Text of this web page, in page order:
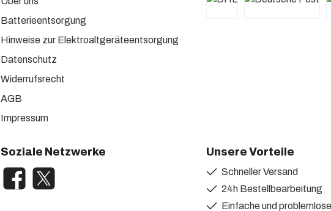
Batterieentsorgung
Hinweise zur Elektroaltgeräteentsorgung
Datenschutz
Widerrufsrecht
AGB
Impressum
Soziale Netzwerke
FacebookX / Twitter
Unsere Vorteile
Schneller Versand
24h Bestellbearbeitung
Einfache und